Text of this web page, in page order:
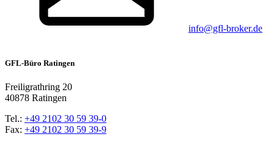
info@gfl-broker.de
GFL-Büro Ratingen
Freiligrathring 20
40878 Ratingen
Tel.: +49 2102 30 59 39-0
Fax: +49 2102 30 59 39-9